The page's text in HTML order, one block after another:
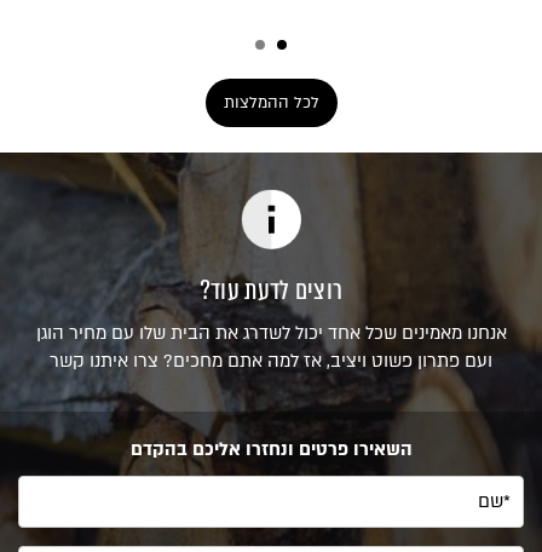
לכל ההמלצות
רוצים לדעת עוד?
אנחנו מאמינים שכל אחד יכול לשדרג את הבית שלו עם מחיר הוגן
ועם פתרון פשוט ויציב, אז למה אתם מחכים? צרו איתנו קשר
השאירו פרטים ונחזרו אליכם בהקדם